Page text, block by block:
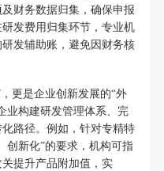
财务数据归集，确保申报
发费用归集环节，专业机
发辅助账，避免因财务核
更是企业创新发展的“外
业构建研发管理体系、完
路径。例如，针对专精特
创新化”的要求，机构可指
提升产品附加值，实